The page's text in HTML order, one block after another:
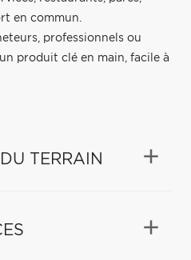
en commun.
professionnels ou
produit clé en main, facile à
TERRAIN